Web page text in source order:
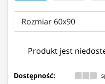
Rozmiar 60x90
Produkt jest
Dostępność: